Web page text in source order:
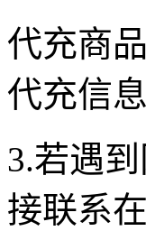
代充商
代充信息
3.若遇
接联系